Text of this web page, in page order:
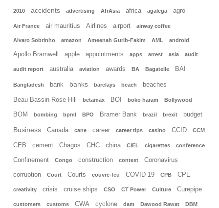
2010 accidents advertising AfrAsia africa agalega agro
Air France air mauritius Airlines airport airway coffee
Alvaro Sobrinho amazon Ameenah Gurib-Fakim AML android
Apollo Bramwell apple appointments apps arrest asia audit
audit report australia aviation awards BA Bagatelle BAI
Bangladesh bank banks barclays beach beaches
Beau Bassin-Rose Hill betamax BOI boko haram Bollywood
BOM bombing bpml BPO Bramer Bank brazil brexit budget
Business Canada cane career career tips casino CCID CCM
CEB cement Chagos CHC china CIEL cigarettes conference
Confinement Congo construction contest Coronavirus
corruption Court Courts couvre-feu COVID-19 CPB CPE
creativity crisis cruise ships CSO CT Power Culture Curepipe
customers customs CWA cyclone dam Dawood Rawat DBM